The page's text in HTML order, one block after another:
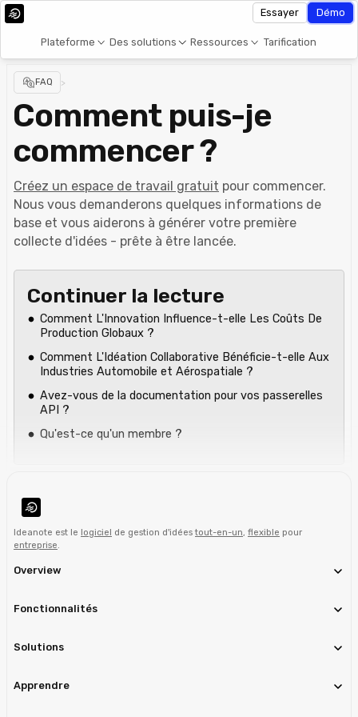
Plateforme Des solutions Ressources Tarification
Essayer Démo
FAQ >
Comment puis-je
commencer ?
Créez un espace de travail gratuit pour commencer.
Nous vous demanderons quelques informations de
base et vous aiderons à générer votre première
collecte d'idées - prête à être lancée.
Continuer la lecture
Comment L'Innovation Influence-t-elle Les Coûts De
Production Globaux ?
Comment L'Idéation Collaborative Bénéficie-t-elle Aux
Industries Automobile et Aérospatiale ?
Avez-vous de la documentation pour vos passerelles
API ?
Qu'est-ce qu'un membre ?
Ideanote est le logiciel de gestion d'idéestout-en-un flexible pour
entreprise
Overview
Fonctionnalités
Solutions
Apprendre